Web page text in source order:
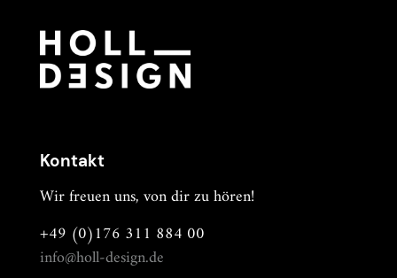
Kontakt
Wir freuen uns, von dir zu hören!
+49 (0)176 311 884 00
info@holl-design.de